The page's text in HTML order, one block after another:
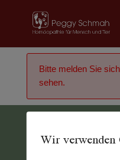
Bitte melden Sie
sehen.
Wir